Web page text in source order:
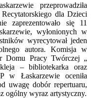
przeprowadziła
dla Dzieci
zaprezentowało się 11
wyłonionych w
wyrecytował jeden
autora. Komisja w
Domu Pracy Twórczej „
– bibliotekarka oraz
w Łaskarzewie oceniła
uwagę dobór repertuaru,
ogólny wyraz artystyczny.